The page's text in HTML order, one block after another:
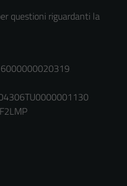
questioni riguardanti la